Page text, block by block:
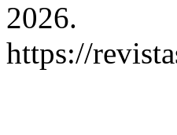
2026.
https://